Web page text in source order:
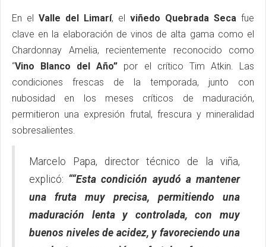
En el Valle del Limarí, el viñedo Quebrada Seca fue
clave en la elaboración de vinos de alta gama como el
Chardonnay Amelia, recientemente reconocido como
“Vino Blanco del Año” por el crítico Tim Atkin. Las
condiciones frescas de la temporada, junto con
nubosidad en los meses críticos de maduración,
permitieron una expresión frutal, frescura y mineralidad
sobresalientes.
Marcelo Papa, director técnico de la viña,
explicó: ““Esta condición ayudó a mantener
una fruta muy precisa, permitiendo una
maduración lenta y controlada, con muy
buenos niveles de acidez, y favoreciendo una